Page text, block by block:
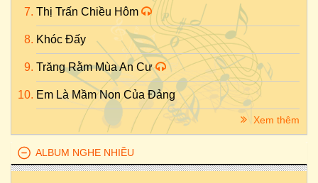
Thị Trấn Chiều Hôm
Khóc Đấy
Trăng Rằm Mùa An Cư
Em Là Mầm Non Của Đảng
Xem thêm
ALBUM NGHE NHIỀU